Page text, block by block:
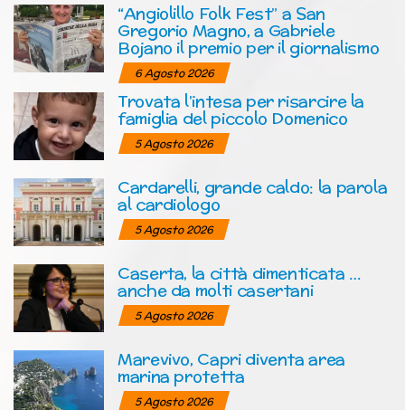
“Angiolillo Folk Fest” a San
Gregorio Magno, a Gabriele
Bojano il premio per il giornalismo
6 Agosto 2026
Trovata l’intesa per risarcire la
famiglia del piccolo Domenico
5 Agosto 2026
Cardarelli, grande caldo: la parola
al cardiologo
5 Agosto 2026
Caserta, la città dimenticata …
anche da molti casertani
5 Agosto 2026
Marevivo, Capri diventa area
marina protetta
5 Agosto 2026